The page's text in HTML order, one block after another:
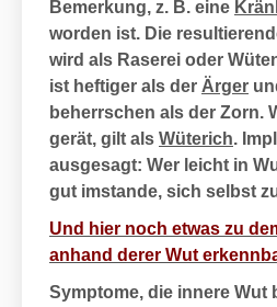
Bemerkung, z. B. eine
worden ist. Die
wird als Raserei oder
ist heftiger als der Ärger
beherrschen als der Zorn.
gerät, gilt als Wüterich.
ausgesagt: Wer leicht in
gut imstande, sich selbst
Und hier noch etwas zu
anhand derer Wut
Symptome, die innere Wut